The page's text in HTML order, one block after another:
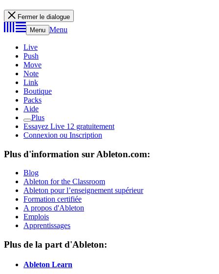
Fermer le dialogue
Menu Menu
Live
Push
Move
Note
Link
Boutique
Packs
Aide
Plus
Essayez Live 12 gratuitement
Connexion ou Inscription
Plus d'information sur Ableton.com:
Blog
Ableton for the Classroom
Ableton pour l’enseignement supérieur
Formation certifiée
A propos d'Ableton
Emplois
Apprentissages
Plus de la part d'Ableton:
Ableton Learn